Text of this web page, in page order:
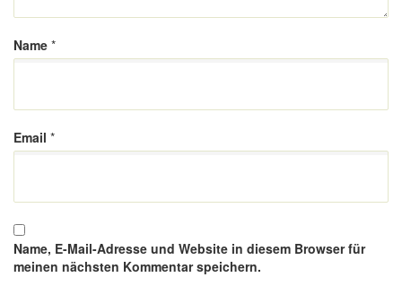
Name *
Email *
Name, E-Mail-Adresse und Website in diesem Browser für
meinen nächsten Kommentar speichern.